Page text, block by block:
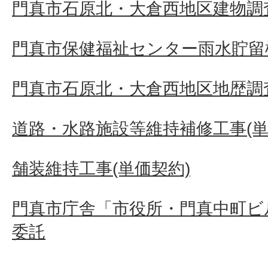
門真市石原北・大倉西地区建物
門真市保健福祉センター雨水貯
門真市石原北・大倉西地区地歴
道路・水路施設等維持補修工事(
舗装維持工事(単価契約)
門真市庁舎「市役所・門真中町
委託